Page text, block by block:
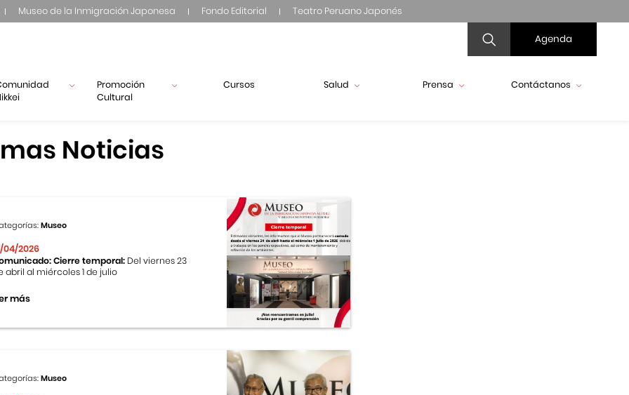
Museo de la Inmigración Japonesa Fondo Editorial Teatro Peruano Japonés
Agenda
Promoción
Cultural
Cursos Salud Prensa Contáctanos
Noticias
Museo
04/2026
Cierre temporal: Del viernes 23
abril al miércoles 1 de julio
más
Museo